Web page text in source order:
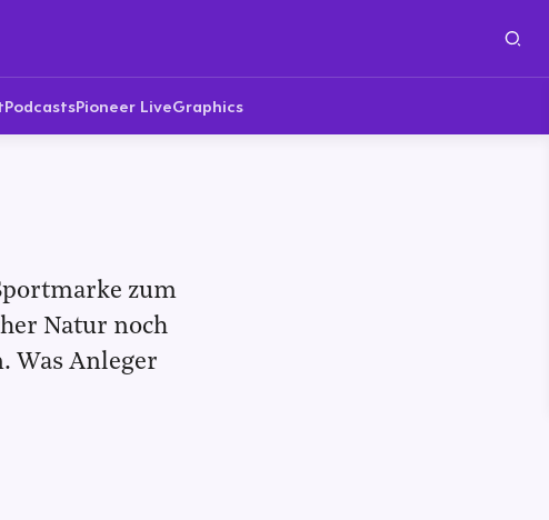
PodcastsPioneer LiveGraphics
zum
Natur noch
Was Anleger